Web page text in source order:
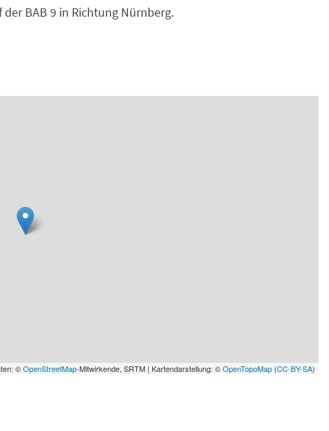
BAB 9 in Richtung Nürnberg.
©OpenStreetMap-Mitwirkende, SRTM | Kartendarstellung: ©OpenTopoMap(CC-BY-SA)